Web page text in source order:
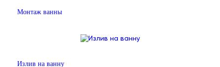
Монтаж ванны
Излив на ванну